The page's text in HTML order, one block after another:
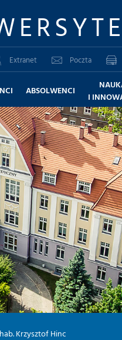
Extranet Poczta
ABSOLWENCI
I
Krzysztof Hinc